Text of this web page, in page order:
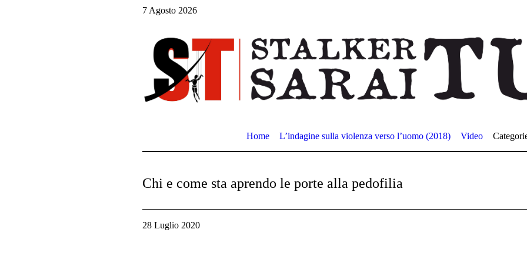
7 Agosto 2026
Home L’indagine sulla violenza verso l’uomo (2018) Video
Chi e come sta aprendo le porte alla pedofilia
28 Luglio 2020